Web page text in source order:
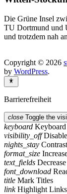
Die Grüne Insel
TU Dortmund und
und trotzdem nah
Copyright © 2026
by WordPress.
Barrierefreiheit
close Toggle the
keyboard
visibility_off
nights_stay Contrast
format_size
text_fields
font_download
title Mark Titles
link Highlight